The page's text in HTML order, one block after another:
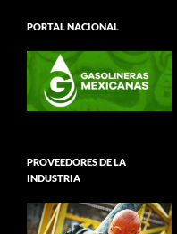
PORTAL NACIONAL
PROVEEDORES DE LA
INDUSTRIA